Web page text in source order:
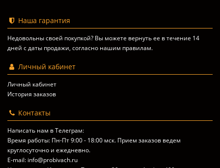
Наша гарантия
Недовольны своей покупкой? Вы можете вернуть ее в течение 14
дней с даты продажи, согласно нашим правилам.
Личный кабинет
Личный кабинет
История заказов
Контакты
Написать нам в Телеграм:
Время работы: Пн-Пт 9:00 - 18:00 мск. Прием заказов ведем
круглосуточно и ежедневно.
E-mail: info@probivach.ru